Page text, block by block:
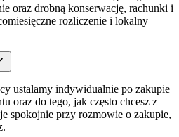
oraz drobną konserwację, rachunki i
rozliczenie i lokalny
ustalamy indywidualnie po zakupie
oraz do tego, jak często chcesz z
spokojnie przy rozmowie o zakupie,